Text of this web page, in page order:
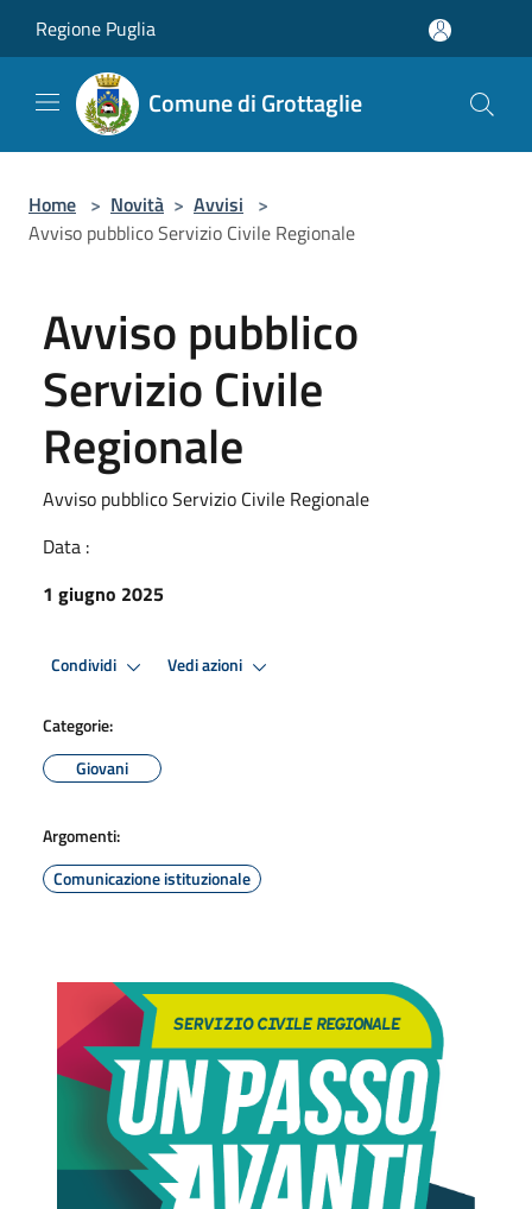
Regione Puglia
Comune di Grottaglie
Home > Novità > Avvisi >
Avviso pubblico Servizio Civile Regionale
Avviso pubblico
Servizio Civile
Regionale
Avviso pubblico Servizio Civile Regionale
Data :
1 giugno 2025
Condividi Vedi azioni
Categorie:
Giovani
Argomenti:
Comunicazione istituzionale